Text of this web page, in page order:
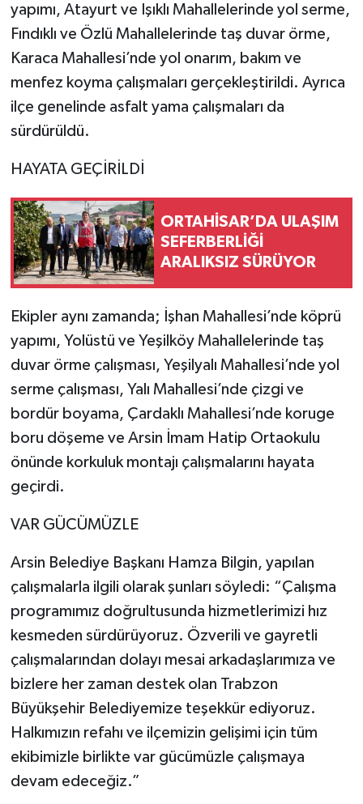
yapımı, Atayurt ve Işıklı Mahallelerinde yol serme,
Fındıklı ve Özlü Mahallelerinde taş duvar örme,
Karaca Mahallesi’nde yol onarım, bakım ve
menfez koyma çalışmaları gerçekleştirildi. Ayrıca
ilçe genelinde asfalt yama çalışmaları da
sürdürüldü.
HAYATA GEÇİRİLDİ
ORTAHİSAR’DA ULAŞIM
SEFERBERLİĞİ
ARALIKSIZ SÜRÜYOR
Ekipler aynı zamanda; İşhan Mahallesi’nde köprü
yapımı, Yolüstü ve Yeşilköy Mahallelerinde taş
duvar örme çalışması, Yeşilyalı Mahallesi’nde yol
serme çalışması, Yalı Mahallesi’nde çizgi ve
bordür boyama, Çardaklı Mahallesi’nde koruge
boru döşeme ve Arsin İmam Hatip Ortaokulu
önünde korkuluk montajı çalışmalarını hayata
geçirdi.
VAR GÜCÜMÜZLE
Arsin Belediye Başkanı Hamza Bilgin, yapılan
çalışmalarla ilgili olarak şunları söyledi: “Çalışma
programımız doğrultusunda hizmetlerimizi hız
kesmeden sürdürüyoruz. Özverili ve gayretli
çalışmalarından dolayı mesai arkadaşlarımıza ve
bizlere her zaman destek olan Trabzon
Büyükşehir Belediyemize teşekkür ediyoruz.
Halkımızın refahı ve ilçemizin gelişimi için tüm
ekibimizle birlikte var gücümüzle çalışmaya
devam edeceğiz.”